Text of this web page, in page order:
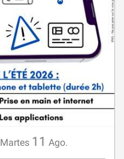
Martes 11 Ago.